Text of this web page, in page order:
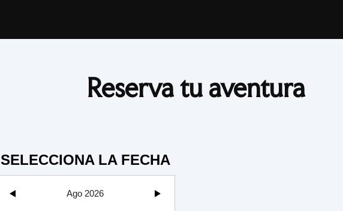
Reserva tu aventura
SELECCIONA LA FECHA
Ago 2026